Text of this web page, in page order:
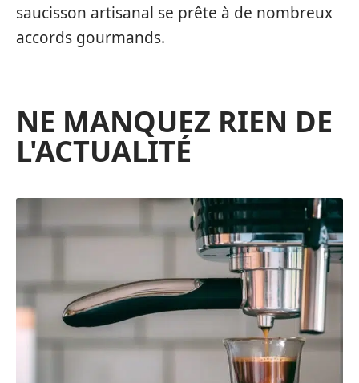
saucisson artisanal se prête à de nombreux
accords gourmands.
NE MANQUEZ RIEN DE
L'ACTUALITÉ